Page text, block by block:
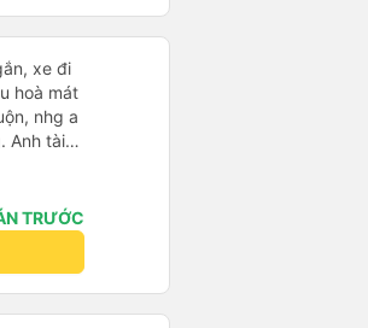
xe đi
hoà mát
nhg a
Anh tài
bọn
TRƯỚC